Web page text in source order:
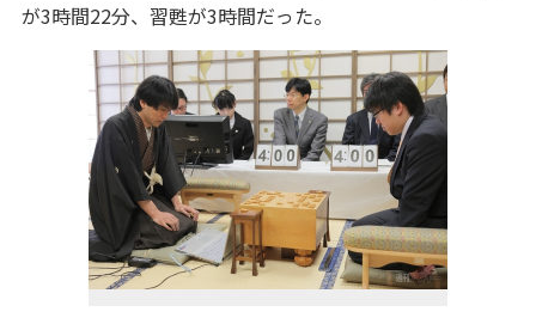
が3時間22分、習甦が3時間だった。